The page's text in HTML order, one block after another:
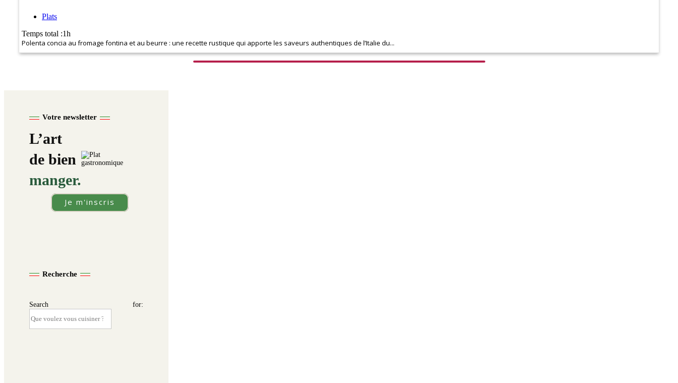
Temps total :1h
Plats
Polenta concia au fromage fontina et au beurre : une recette rustique qui apporte les saveurs authentiques de l’Italie du...
Votre newsletter
L’art
de bien
manger.
Je m'inscris
Recherche
Search for: